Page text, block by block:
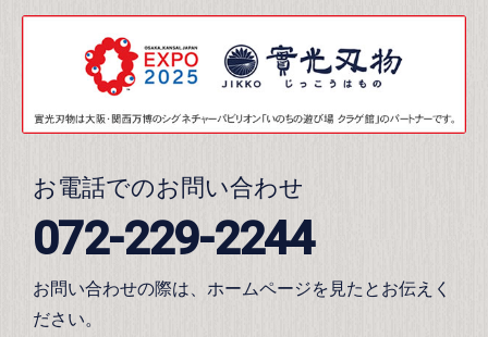
お電話でのお問い合わせ
072-229-2244
お問い合わせの際は、ホームページを見たとお伝えく
ださい。